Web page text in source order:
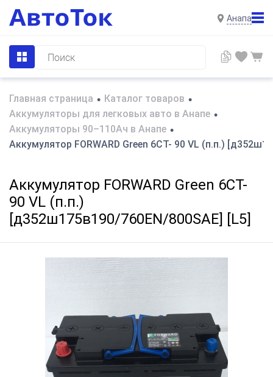
Анапа
Главная страница • Каталог товаров •
Аккумуляторы для легковых авто в Анапе •
Аккумуляторы 90–110Ач в Анапе •
Аккумулятор FORWARD Green 6СТ- 90 VL (п.п.)
Аккумулятор FORWARD Green 6СТ-
90 VL (п.п.)
[д352ш175в190/760EN/800SAE] [L5]